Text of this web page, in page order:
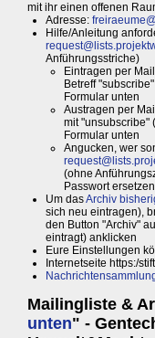
mit ihr einen offenen
Adresse:
Hilfe/Anleitung
Anführungsstriche)
Eintragen per
Betreff
Formular unten
Austragen per
mit "unsubscribe"
Formular unten
Angucken, wer
(ohne
Passwort
Um dasArchiv
sich neu eintragen),
den Button "Archiv"
eintragt) anklicken
Eure Einstellungen
Internetseite https:/
Mailingliste &
unten" -